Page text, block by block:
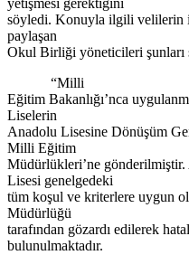
yetişmesi gerektiğini
söyledi. Konuyla ilgili velilerin
paylaşan
Okul Birliği yöneticileri şunları
“Milli
Eğitim Bakanlığı’nca
Liselerin
Anadolu Lisesine Dönüşüm
Milli Eğitim
Müdürlükleri’ne
Lisesi genelgedeki
tüm koşul ve kriterlere uygun
Müdürlüğü
tarafından gözardı edilerek
bulunulmaktadır.